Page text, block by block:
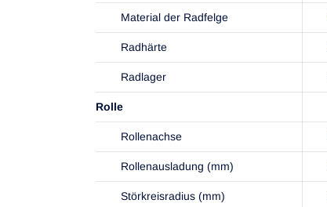
Material der Radfelge
Radhärte
Radlager
Rolle
Rollenachse
Rollenausladung (mm)
Störkreisradius (mm)